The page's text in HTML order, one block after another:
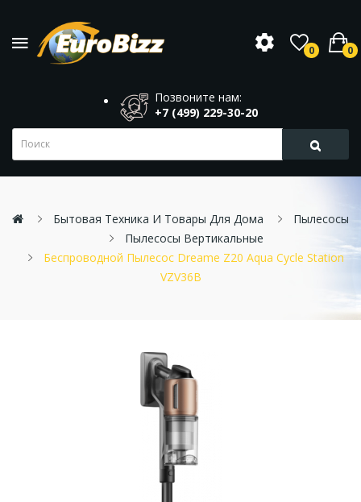
0 0
Позвоните нам:
+7 (499) 229-30-20
Бытовая Техника И Товары Для Дома
Пылесосы
Пылесосы Вертикальные
Беспроводной Пылесос Dreame Z20 Aqua Cycle Station
VZV36B